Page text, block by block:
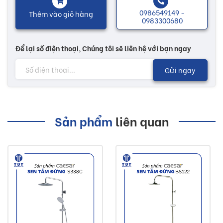
trong thời gian 1 năm nếu có vấn đề cũng có thể yêu cầu
đổi hàng.
Nhiều mẫu mã với các chức năng độc đáo sẽ có thêm
nhiều sự lựa chọn tùy theo sở thích của khách hàng. Các
sản phẩm chậu rửa giúp cho không gian vệ sinh trở nên tươi
thêm phong phú có lợi cho sức khoẻ...
Hình ảnh quý khách đang xem có thể khác 2/10 so
với thực tế do công nghệ chụp hình và ánh sáng.
Đơn giá trên chưa bao gồm Vận chuyển và Khuyến
Thêm vào giỏ hàng 0986549149 -
0983300680
Để lại số điện thoại, Chúng tôi sẽ liên hệ với bạn ngay
Gửi ngay
Sản phẩm liên quan